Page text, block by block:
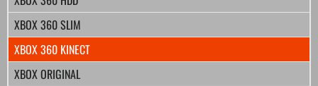
XBOX 360 SLIM
XBOX 360 KINECT
XBOX ORIGINAL